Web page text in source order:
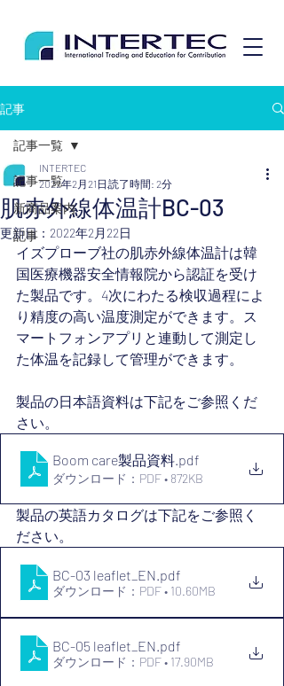
記事
記事一覧
新商品案内
記事
記事一覧
肌赤外線体温計BC-03
INTERTEC
2022年2月21日 読了時間: 2分
更新日： 2022年2月22日
イズプローブ社の肌赤外線体温計は韓
国医療機器安全情報院から認証を受け
た製品です。4次にわたる検収過程によ
り精度の高い温度測定ができます。ス
マートフォンアプリと連動して測定し
た体温を記録して管理ができます。
製品の日本語資料は下記をご参照くだ
さい。
Boom care製品資料.pdf
ダウンロード：PDF • 872KB
製品の英語カタログは下記をご参照く
ださい。
BC-03 leaflet_EN .pdf
ダウンロード：PDF • 10.60MB
BC-05 leaflet_EN .pdf
ダウンロード：PDF • 17.90MB